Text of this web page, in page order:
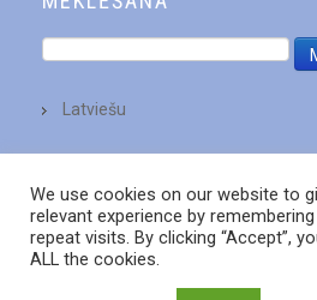
Latviešu
We use cookies on our website to
relevant experience by
repeat visits. By clicking “Accept”,
ALL the cookies.